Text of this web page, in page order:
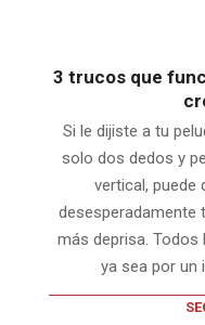
3 trucos que
Si le dijiste a tu
solo dos dedos y
vertical, puede
desesperadamente
más deprisa. Todos
ya sea por un